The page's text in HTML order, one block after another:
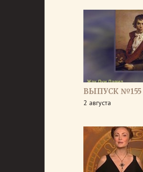
ВЫПУСК №155
2 августа